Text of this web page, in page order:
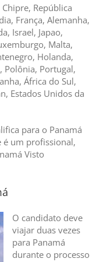
Chipre, República
França, Alemanha,
Israel, Japao,
Malta,
Holanda,
Polônia, Portugal,
África do Sul,
Estados Unidos da
para o Panamá
é um profissional,
Visto
O candidato deve
viajar duas vezes
para Panamá
durante o processo